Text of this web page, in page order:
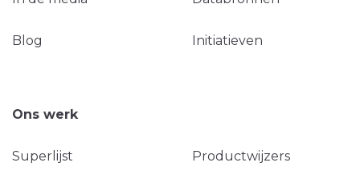
Blog Initiatieven
Ons werk
Superlijst Productwijzers